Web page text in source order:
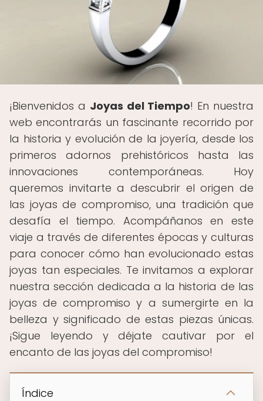
¡Bienvenidos a Joyas del Tiempo! En nuestra
web encontrarás un fascinante recorrido por
la historia y evolución de la joyería, desde los
primeros adornos prehistóricos hasta las
innovaciones contemporáneas. Hoy
queremos invitarte a descubrir el origen de
las joyas de compromiso, una tradición que
desafía el tiempo. Acompáñanos en este
viaje a través de diferentes épocas y culturas
para conocer cómo han evolucionado estas
joyas tan especiales. Te invitamos a explorar
nuestra sección dedicada a la historia de las
joyas de compromiso y a sumergirte en la
belleza y significado de estas piezas únicas.
¡Sigue leyendo y déjate cautivar por el
encanto de las joyas del compromiso!
Índice